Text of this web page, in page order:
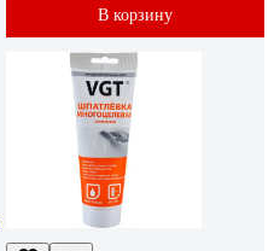
В корзину